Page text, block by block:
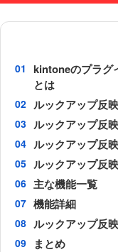
kintoneのプラグ
とは
ルックアップ反
ルックアップ反
ルックアップ反
ルックアップ反
主な機能一覧
機能詳細
ルックアップ反
まとめ